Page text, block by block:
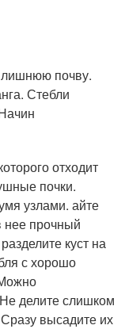
лишнюю почву.
Стебли
отходит
почки.
узлами. айте
нее прочный
куст на
с хорошо
делите слишком
высадите их